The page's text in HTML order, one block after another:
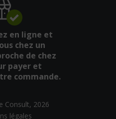
en ligne et
chez un
de chez
payer et
commande.
Consult, 2026
légales